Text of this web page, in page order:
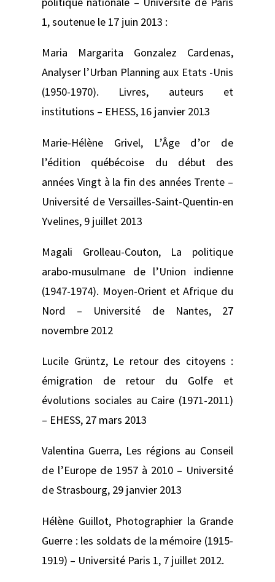
1, soutenue le 17 juin 2013 :
Maria Margarita Gonzalez Cardenas,
Analyser l’Urban Planning aux Etats -Unis
(1950-1970). Livres, auteurs et
institutions – EHESS, 16 janvier 2013
Marie-Hélène Grivel, L’Âge d’or de
l’édition québécoise du début des
années Vingt à la fin des années Trente –
Université de Versailles-Saint-Quentin-en
Yvelines, 9 juillet 2013
Magali Grolleau-Couton, La politique
arabo-musulmane de l’Union indienne
(1947-1974). Moyen-Orient et Afrique du
Nord – Université de Nantes, 27
novembre 2012
Lucile Grüntz, Le retour des citoyens :
émigration de retour du Golfe et
évolutions sociales au Caire (1971-2011)
– EHESS, 27 mars 2013
Valentina Guerra, Les régions au Conseil
de l’Europe de 1957 à 2010 – Université
de Strasbourg, 29 janvier 2013
Hélène Guillot, Photographier la Grande
Guerre : les soldats de la mémoire (1915-
1919) – Université Paris 1, 7 juillet 2012.